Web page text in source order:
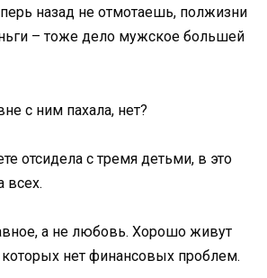
назад не отмотаешь, полжизни
– тоже дело мужское большей
с ним пахала, нет?
отсидела с тремя детьми, в это
всех.
а не любовь. Хорошо живут
которых нет финансовых проблем.